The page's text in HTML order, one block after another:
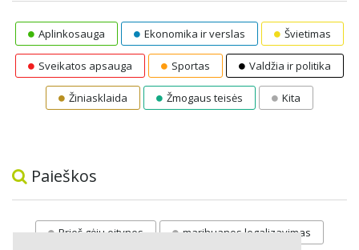
Aplinkosauga Ekonomika ir verslas Švietimas
Sveikatos apsauga Sportas Valdžia ir politika
Žiniasklaida Žmogaus teisės Kita
Paieškos
Prieš gėju eitynes marihuanos legalizavimas